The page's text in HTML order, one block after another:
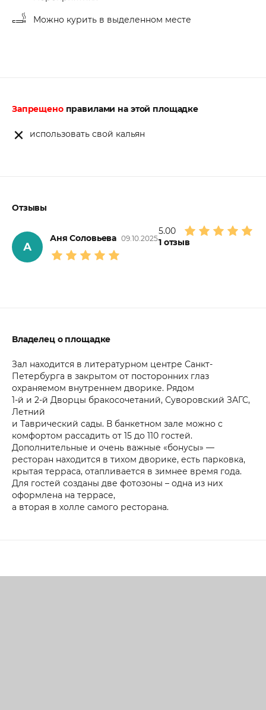
Можно курить в выделенном месте
Запрещеноправилами на этой площадке
использовать свой кальян
Отзывы
5.00
1отзыв
А
Аня Соловьева 09.10.2025
Владелец о площадке
Зал находится в литературном центре Санкт-
Петербурга в закрытом от посторонних глаз
охраняемом внутреннем дворике. Рядом
1-й и 2-й Дворцы бракосочетаний, Суворовский ЗАГС,
Летний
и Таврический сады. В банкетном зале можно с
комфортом рассадить от 15 до 110 гостей.
Дополнительные и очень важные «бонусы» —
ресторан находится в тихом дворике, есть парковка,
крытая терраса, отапливается в зимнее время года.
Для гостей созданы две фотозоны – одна из них
оформлена на террасе,
а вторая в холле самого ресторана.